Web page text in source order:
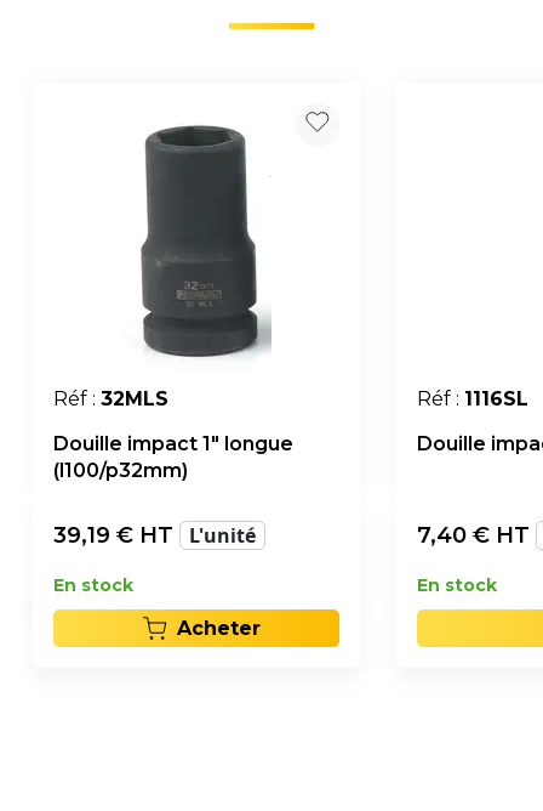
Réf : 32MLS
Douille impact 1" longue
(l100/p32mm)
39,19 € HT L'unité
En stock
Acheter
Réf : 1116SL
Douille
7,40 € HT
En stock